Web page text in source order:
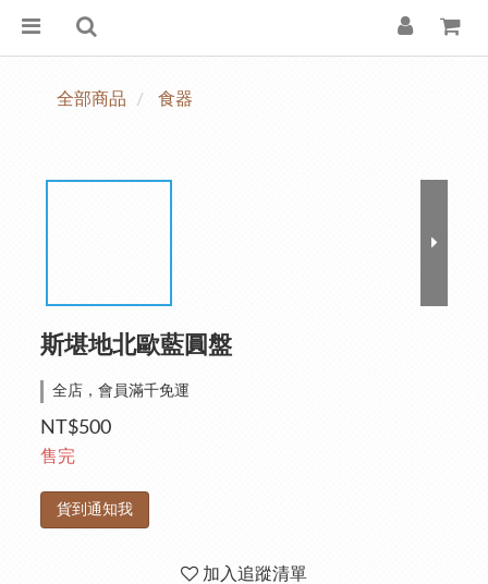
全部商品 食器
斯堪地北歐藍圓盤
全店，會員滿千免運
NT$500
售完
貨到通知我
加入追蹤清單